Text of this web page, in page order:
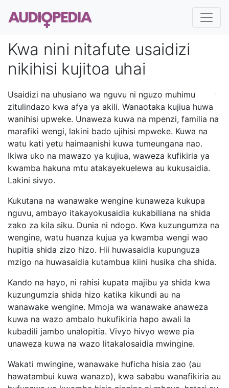
Kwa nini nitafute usaidizi
nikihisi kujitoa uhai
Usaidizi na uhusiano wa nguvu ni nguzo muhimu
zitulindazo kwa afya ya akili. Wanaotaka kujiua huwa
wanihisi upweke. Unaweza kuwa na mpenzi, familia na
marafiki wengi, lakini bado ujihisi mpweke. Kuwa na
watu kati yetu haimaanishi kuwa tumeungana nao.
Ikiwa uko na mawazo ya kujiua, waweza kufikiria ya
kwamba hakuna mtu atakayekuelewa au kukusaidia.
Lakini sivyo.
Kukutana na wanawake wengine kunaweza kukupa
nguvu, ambayo itakayokusaidia kukabiliana na shida
zako za kila siku. Dunia ni ndogo. Kwa kuzungumza na
wengine, watu huanza kujua ya kwamba wengi wao
hupitia shida zizo hizo. Hii huwasaidia kupunguza
mzigo na huwasaidia kutambua kiini husika cha shida.
Kando na hayo, ni rahisi kupata majibu ya shida kwa
kuzungumzia shida hizo katika kikundi au na
wanawake wengine. Mmoja wa wanawake anaweza
kuwa na wazo ambalo hukufikiria hapo awali la
kubadili jambo unalopitia. Vivyo hivyo wewe pia
unaweza kuwa na wazo litakalosaidia mwingine.
Wakati mwingine, wanawake huficha hisia zao (au
hawatambui kuwa wanazo), kwa sababu wanafikiria au